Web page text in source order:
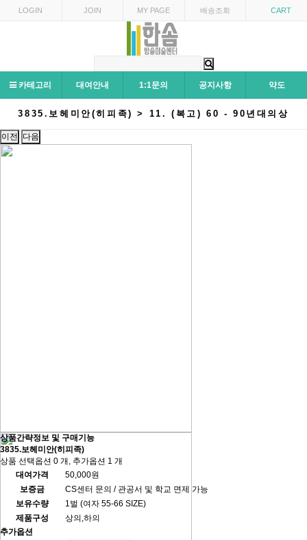
LOGIN JOIN MY PAGE 배송조회 CART
카테고리 대여안내 1:1문의 공지사항 약도
3835.보헤미안(히피족) > 11. (복고) 60 - 90년대의상
이전 다음
상품간략정보 및 구매기능
3835.보헤미안(히피족)
상품 선택옵션 0 개, 추가옵션 1 개
대여가격
50,000원
보증금
CS센터 문의 / 관공서 및 학교 면제 가능
보유수량
1벌 (여자 55-66 SIZE)
제품구성
상의,하의
추가옵션